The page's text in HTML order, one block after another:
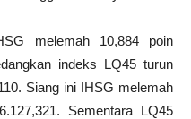
melemah 10,884 poin
indeks LQ45 turun
Siang ini IHSG melemah
Sementara LQ45